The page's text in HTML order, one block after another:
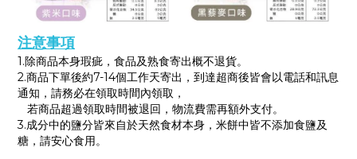
注意事項
1.除商品本身瑕疵，食品及熟食寄出概不退貨。
2.商品下單後約7-14個工作天寄出，到達超商後皆會以電話和訊息
通知，請務必在領取時間內領取，
若商品超過領取時間被退回，物流費需再額外支付。
3.成分中的鹽分皆來自於天然食材本身，米餅中皆不添加食鹽及
糖，請安心食用。